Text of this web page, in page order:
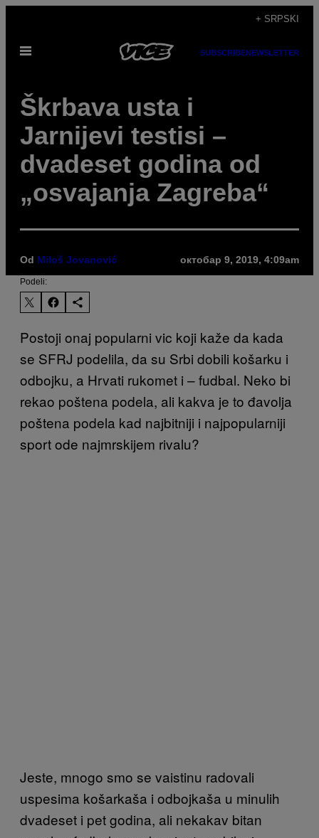
садржај
+ SRPSKI
Otvori
SUBSCRIBENEWSLETTER
Škrbava usta i
Jarnijevi testisi –
dvadeset godina od
„osvajanja Zagreba“
Od Miloš Jovanović октобар 9, 2019, 4:09am
Podeli:
Postoji onaj popularni vic koji kaže da kada
se SFRJ podelila, da su Srbi dobili košarku i
odbojku, a Hrvati rukomet i – fudbal. Neko bi
rekao poštena podela, ali kakva je to đavolja
poštena podela kad najbitniji i najpopularniji
sport ode najmrskijem rivalu?
Jeste, mnogo smo se vaistinu radovali
uspesima košarkaša i odbojkaša u minulih
dvadeset i pet godina, ali nekakav bitan